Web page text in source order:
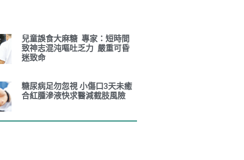
兒童誤食大麻糖 專家：短時間
致神志混沌嘔吐乏力 嚴重可昏
迷致命
糖尿病足勿忽視 小傷口3天未癒
合紅腫滲液快求醫減截肢風險